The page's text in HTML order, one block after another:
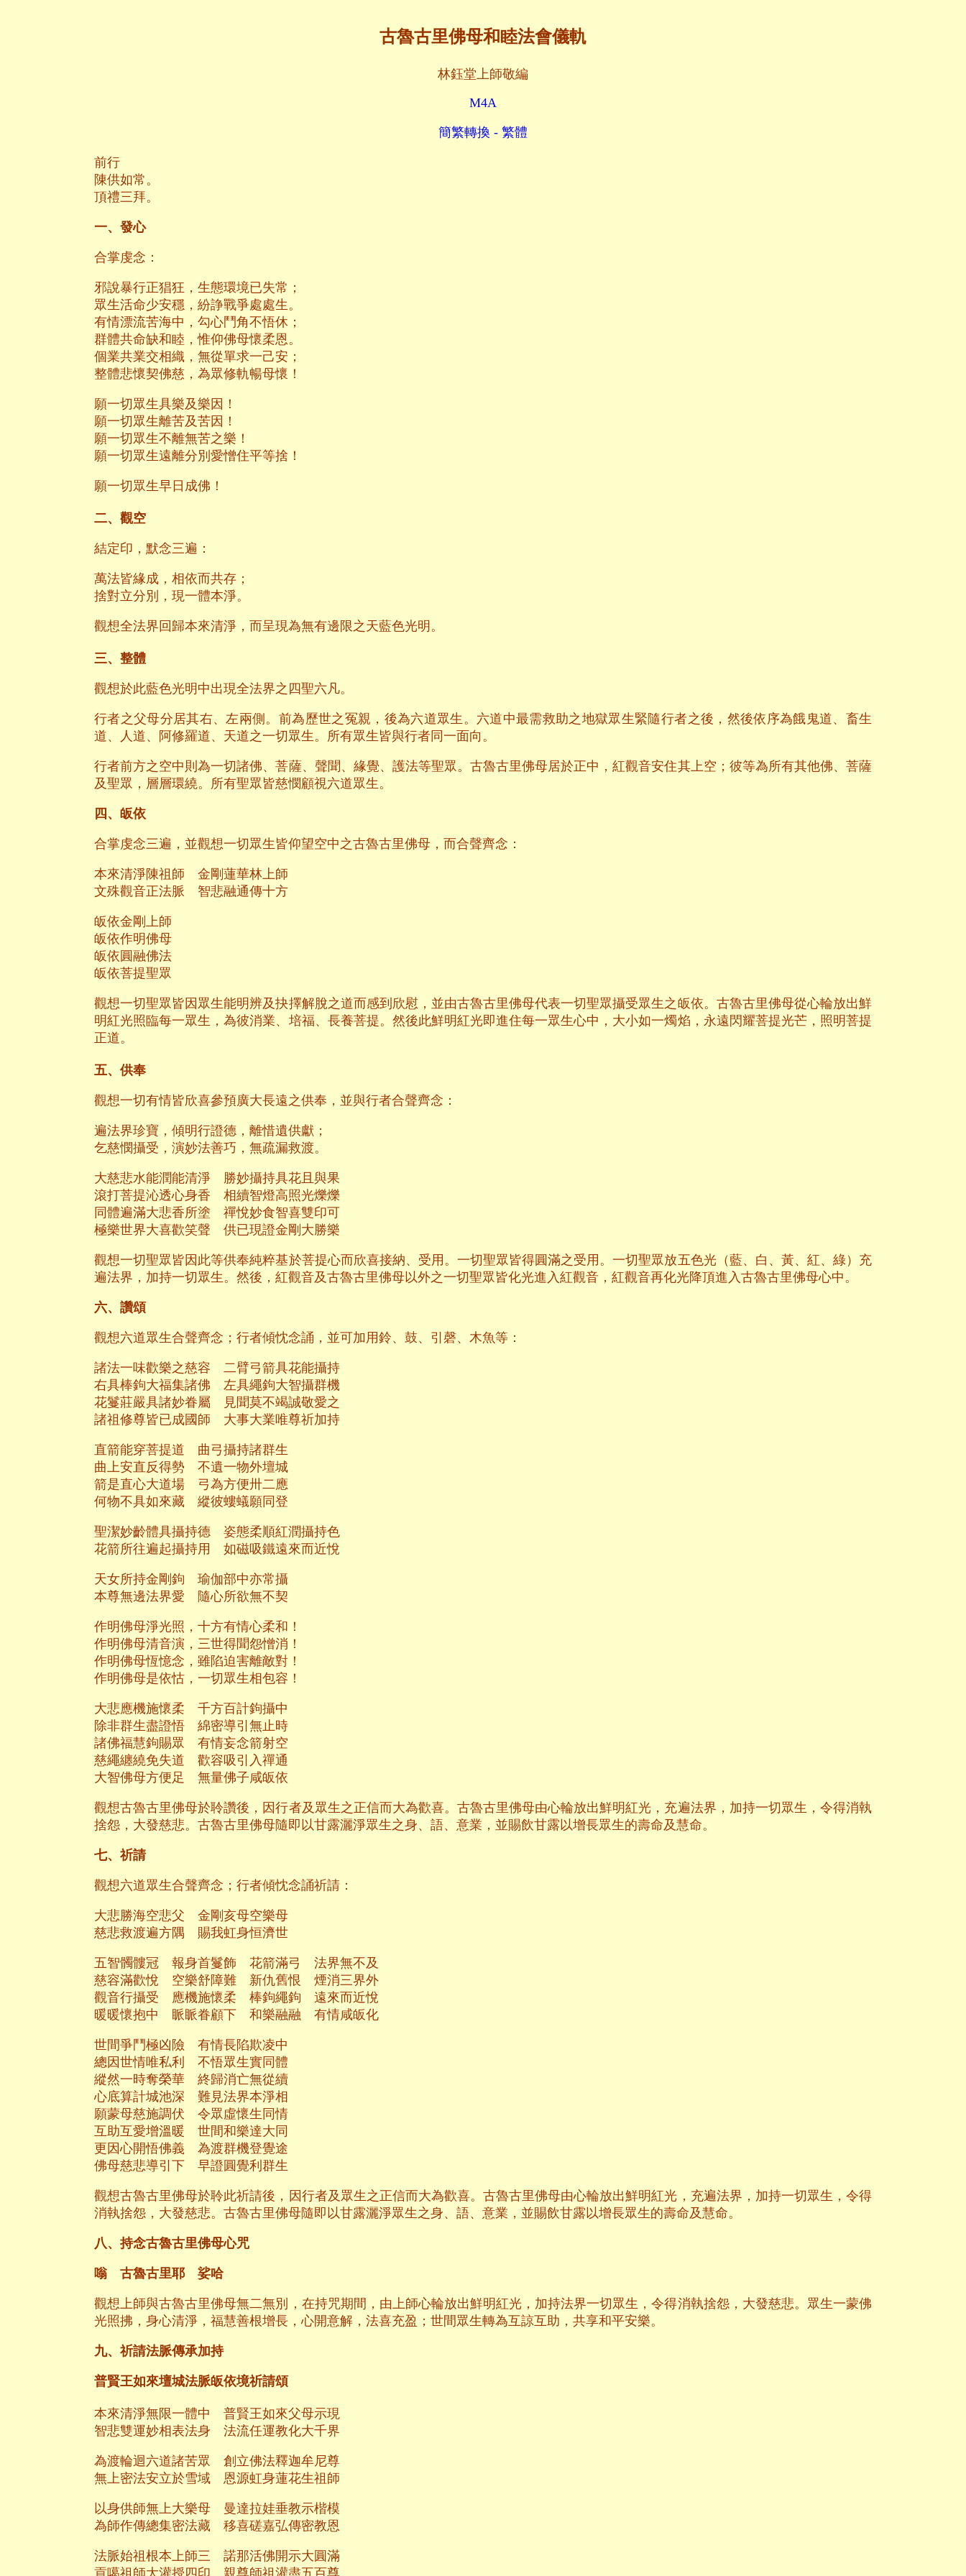
古魯古里佛母和睦法會儀軌
林鈺堂上師敬編
M4A
簡繁轉換 - 繁體
前行
陳供如常。
頂禮三拜。
一、發心
合掌虔念：
邪說暴行正猖狂，生態環境已失常；
眾生活命少安穩，紛諍戰爭處處生。
有情漂流苦海中，勾心鬥角不悟休；
群體共命缺和睦，惟仰佛母懷柔恩。
個業共業交相織，無從單求一己安；
整體悲懷契佛慈，為眾修軌暢母懷！
願一切眾生具樂及樂因！
願一切眾生離苦及苦因！
願一切眾生不離無苦之樂！
願一切眾生遠離分別愛憎住平等捨！
願一切眾生早日成佛！
二、觀空
結定印，默念三遍：
萬法皆緣成，相依而共存；
捨對立分別，現一體本淨。
觀想全法界回歸本來清淨，而呈現為無有邊限之天藍色光明。
三、整體
觀想於此藍色光明中出現全法界之四聖六凡。
行者之父母分居其右、左兩側。前為歷世之冤親，後為六道眾生。六道中最需救助之地獄眾生緊隨行者之後，然後依序為餓鬼道、畜生
道、人道、阿修羅道、天道之一切眾生。所有眾生皆與行者同一面向。
行者前方之空中則為一切諸佛、菩薩、聲聞、緣覺、護法等聖眾。古魯古里佛母居於正中，紅觀音安住其上空；彼等為所有其他佛、菩薩
及聖眾，層層環繞。所有聖眾皆慈憫顧視六道眾生。
四、皈依
合掌虔念三遍，並觀想一切眾生皆仰望空中之古魯古里佛母，而合聲齊念：
本來清淨陳祖師 金剛蓮華林上師
文殊觀音正法脈 智悲融通傳十方
皈依金剛上師
皈依作明佛母
皈依圓融佛法
皈依菩提聖眾
觀想一切聖眾皆因眾生能明辨及抉擇解脫之道而感到欣慰，並由古魯古里佛母代表一切聖眾攝受眾生之皈依。古魯古里佛母從心輪放出鮮
明紅光照臨每一眾生，為彼消業、培福、長養菩提。然後此鮮明紅光即進住每一眾生心中，大小如一燭焰，永遠閃耀菩提光芒，照明菩提
正道。
五、供奉
觀想一切有情皆欣喜參預廣大長遠之供奉，並與行者合聲齊念：
遍法界珍寶，傾明行證德，離惜遺供獻；
乞慈憫攝受，演妙法善巧，無疏漏救渡。
大慈悲水能潤能清淨 勝妙攝持具花且與果
滾打菩提沁透心身香 相續智燈高照光爍爍
同體遍滿大悲香所塗 禪悅妙食智喜雙印可
極樂世界大喜歡笑聲 供已現證金剛大勝樂
觀想一切聖眾皆因此等供奉純粹基於菩提心而欣喜接納、受用。一切聖眾皆得圓滿之受用。一切聖眾放五色光（藍、白、黃、紅、綠）充
遍法界，加持一切眾生。然後，紅觀音及古魯古里佛母以外之一切聖眾皆化光進入紅觀音，紅觀音再化光降頂進入古魯古里佛母心中。
六、讚頌
觀想六道眾生合聲齊念；行者傾忱念誦，並可加用鈴、鼓、引磬、木魚等：
諸法一味歡樂之慈容 二臂弓箭具花能攝持
右具棒鉤大福集諸佛 左具繩鉤大智攝群機
花鬘莊嚴具諸妙眷屬 見聞莫不竭誠敬愛之
諸祖修尊皆已成國師 大事大業唯尊祈加持
直箭能穿菩提道 曲弓攝持諸群生
曲上安直反得勢 不遺一物外壇城
箭是直心大道場 弓為方便卅二應
何物不具如來藏 縱彼螻蟻願同登
聖潔妙齡體具攝持德 姿態柔順紅潤攝持色
花箭所往遍起攝持用 如磁吸鐵遠來而近悅
天女所持金剛鉤 瑜伽部中亦常攝
本尊無邊法界愛 隨心所欲無不契
作明佛母淨光照，十方有情心柔和！
作明佛母清音演，三世得聞怨憎消！
作明佛母恆憶念，雖陷迫害離敵對！
作明佛母是依怙，一切眾生相包容！
大悲應機施懷柔 千方百計鉤攝中
除非群生盡證悟 綿密導引無止時
諸佛福慧鉤賜眾 有情妄念箭射空
慈繩纏繞免失道 歡容吸引入禪通
大智佛母方便足 無量佛子咸皈依
觀想古魯古里佛母於聆讚後，因行者及眾生之正信而大為歡喜。古魯古里佛母由心輪放出鮮明紅光，充遍法界，加持一切眾生，令得消執
捨怨，大發慈悲。古魯古里佛母隨即以甘露灑淨眾生之身、語、意業，並賜飲甘露以增長眾生的壽命及慧命。
七、祈請
觀想六道眾生合聲齊念；行者傾忱念誦祈請：
大悲勝海空悲父 金剛亥母空樂母
慈悲救渡遍方隅 賜我虹身恒濟世
五智髑髏冠 報身首鬘飾 花箭滿弓 法界無不及
慈容滿歡悅 空樂舒障難 新仇舊恨 煙消三界外
觀音行攝受 應機施懷柔 棒鉤繩鉤 遠來而近悅
暖暖懷抱中 眽眽眷顧下 和樂融融 有情咸皈化
世間爭鬥極凶險 有情長陷欺凌中
總因世情唯私利 不悟眾生實同體
縱然一時奪榮華 終歸消亡無從續
心底算計城池深 難見法界本淨相
願蒙母慈施調伏 令眾虛懷生同情
互助互愛增溫暖 世間和樂達大同
更因心開悟佛義 為渡群機登覺途
佛母慈悲導引下 早證圓覺利群生
觀想古魯古里佛母於聆此祈請後，因行者及眾生之正信而大為歡喜。古魯古里佛母由心輪放出鮮明紅光，充遍法界，加持一切眾生，令得
消執捨怨，大發慈悲。古魯古里佛母隨即以甘露灑淨眾生之身、語、意業，並賜飲甘露以增長眾生的壽命及慧命。
八、持念古魯古里佛母心咒
嗡 古魯古里耶 娑哈
觀想上師與古魯古里佛母無二無別，在持咒期間，由上師心輪放出鮮明紅光，加持法界一切眾生，令得消執捨怨，大發慈悲。眾生一蒙佛
光照拂，身心清淨，福慧善根增長，心開意解，法喜充盈；世間眾生轉為互諒互助，共享和平安樂。
九、祈請法脈傳承加持
普賢王如來壇城法脈皈依境祈請頌
本來清淨無限一體中
普賢王如來父母示現
智悲雙運妙相表法身 法流任運教化大千界
為渡輪迴六道諸苦眾 創立佛法釋迦牟尼尊
無上密法安立於雪域 恩源虹身蓮花生祖師
以身供師無上大樂母 曼達拉娃垂教示楷模
為師作傳總集密法藏 移喜磋嘉弘傳密教恩
法脈始祖根本上師三 諾那活佛開示大圓滿
貢噶祖師大灌授四印 親尊師祖灌盡五百尊